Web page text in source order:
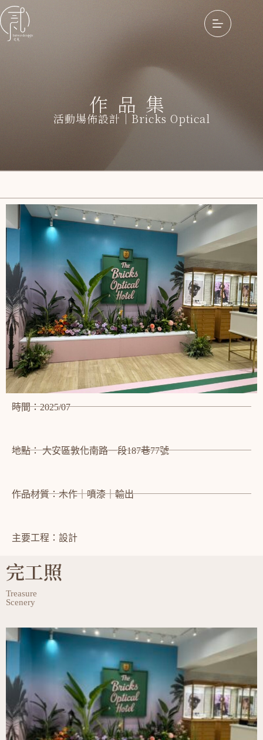
作品集
活動場佈設計｜Bricks Optical
時間：2025/07
地點： 大安區敦化南路一段187巷77號
作品材質：木作｜噴漆｜輸出
主要工程：設計
完工照
Treasure
Scenery